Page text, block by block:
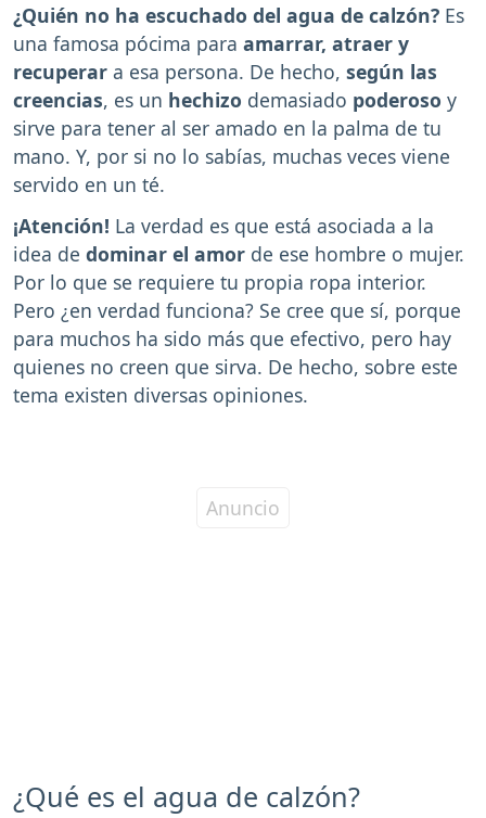
¿Quién no ha escuchado del agua de calzón? Es
una famosa pócima para amarrar, atraer y
recuperar a esa persona. De hecho, según las
creencias, es un hechizo demasiado poderoso y
sirve para tener al ser amado en la palma de tu
mano. Y, por si no lo sabías, muchas veces viene
servido en un té.
¡Atención! La verdad es que está asociada a la
idea de dominar el amor de ese hombre o mujer.
Por lo que se requiere tu propia ropa interior.
Pero ¿en verdad funciona? Se cree que sí, porque
para muchos ha sido más que efectivo, pero hay
quienes no creen que sirva. De hecho, sobre este
tema existen diversas opiniones.
¿Qué es el agua de calzón?